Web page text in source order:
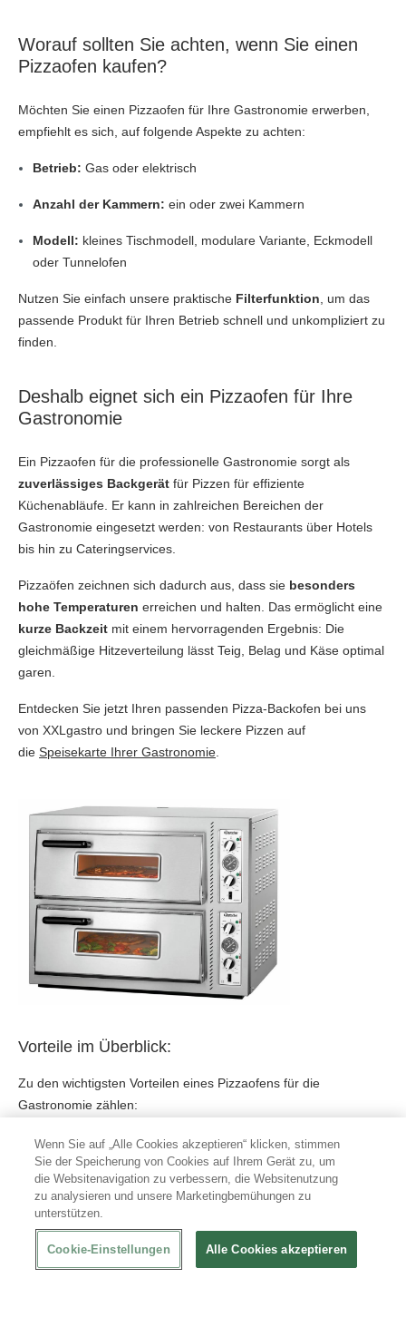
Worauf sollten Sie achten, wenn Sie einen
Pizzaofen kaufen?
Möchten Sie einen Pizzaofen für Ihre Gastronomie erwerben,
empfiehlt es sich, auf folgende Aspekte zu achten:
Betrieb: Gas oder elektrisch
Anzahl der Kammern: ein oder zwei Kammern
Modell: kleines Tischmodell, modulare Variante, Eckmodell
oder Tunnelofen
Nutzen Sie einfach unsere praktische Filterfunktion , um das
passende Produkt für Ihren Betrieb schnell und unkompliziert zu
finden.
Deshalb eignet sich ein Pizzaofen für Ihre
Gastronomie
Ein Pizzaofen für die professionelle Gastronomie sorgt als
zuverlässiges Backgerät für Pizzen für effiziente
Küchenabläufe. Er kann in zahlreichen Bereichen der
Gastronomie eingesetzt werden: von Restaurants über Hotels
bis hin zu Cateringservices.
Pizzaöfen zeichnen sich dadurch aus, dass sie besonders
hohe Temperaturen erreichen und halten. Das ermöglicht eine
kurze Backzeit mit einem hervorragenden Ergebnis: Die
gleichmäßige Hitzeverteilung lässt Teig, Belag und Käse optimal
garen.
Entdecken Sie jetzt Ihren passenden Pizza-Backofen bei uns
von XXLgastro und bringen Sie leckere Pizzen auf
die Speisekarte Ihrer Gastronomie
Vorteile im Überblick:
Zu den wichtigsten Vorteilen eines Pizzaofens für die
Gastronomie zählen:
konstante Backtemperaturfür gleichmäßige Ergebnisse bei
jeder Pizza
kurze Backzeiten, besonders praktisch bei hohem
Gästeaufkommen
optimale Hitzeverteilung
für knusprige Böden und perfekt
Wenn Sie auf „Alle Cookies akzeptieren“ klicken, stimmen
Sie der Speicherung von Cookies auf Ihrem Gerät zu, um
die Websitenavigation zu verbessern, die Websitenutzung
zu analysieren und unsere Marketingbemühungen zu
unterstützen.
Cookie-Einstellungen Alle Cookies akzeptieren